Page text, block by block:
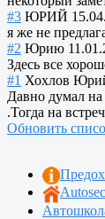
#3 ЮРИЙ
я же не
#2 Юрию
Здесь все
#1 Хохлов
Давно думал на
.Тогда на
Обновить